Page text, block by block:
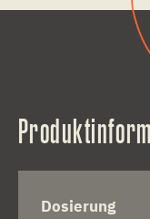
Dosierung